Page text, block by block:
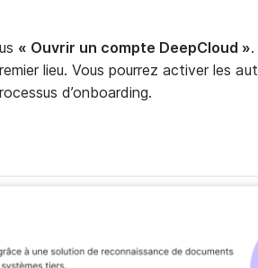
« Ouvrir un compte DeepCloud »
lieu. Vous pourrez activer les
d’onboarding.